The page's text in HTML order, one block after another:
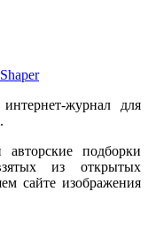
журнал для
подборки
из открытых
сайте изображения